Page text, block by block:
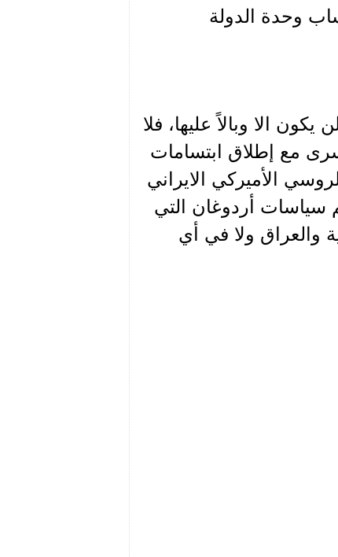
وحدة الدولة
الا وبالاً عليها، فلا
مع إطلاق ابتسامات
الأميركي الايراني
سياسات أردوغان التي
والعراق ولا في أي